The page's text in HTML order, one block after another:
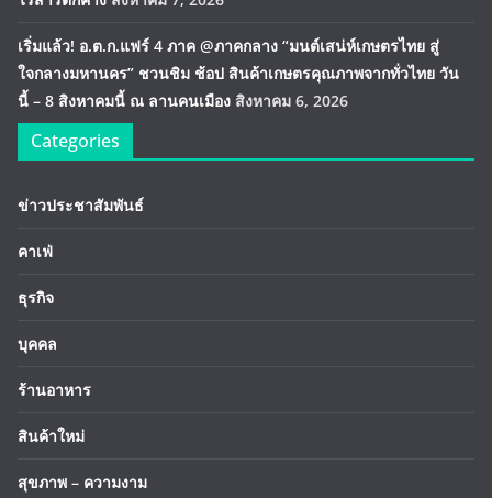
เริ่มแล้ว! อ.ต.ก.แฟร์ 4 ภาค @ภาคกลาง “มนต์เสน่ห์เกษตรไทย สู่
ใจกลางมหานคร” ชวนชิม ช้อป สินค้าเกษตรคุณภาพจากทั่วไทย วัน
นี้ – 8 สิงหาคมนี้ ณ ลานคนเมือง สิงหาคม 6, 2026
Categories
ข่าวประชาสัมพันธ์
คาเฟ่
ธุรกิจ
บุคคล
ร้านอาหาร
สินค้าใหม่
สุขภาพ – ความงาม